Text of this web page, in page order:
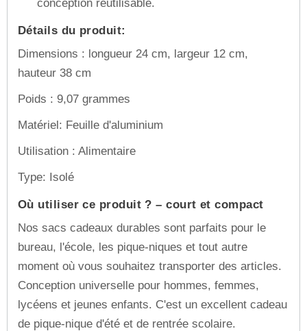
conception réutilisable.
Détails du produit:
Dimensions : longueur 24 cm, largeur 12 cm,
hauteur 38 cm
Poids : 9,07 grammes
Matériel: Feuille d'aluminium
Utilisation : Alimentaire
Type: Isolé
Où utiliser ce produit ? – court et compact
Nos sacs cadeaux durables sont parfaits pour le
bureau, l'école, les pique-niques et tout autre
moment où vous souhaitez transporter des articles.
Conception universelle pour hommes, femmes,
lycéens et jeunes enfants. C'est un excellent cadeau
de pique-nique d'été et de rentrée scolaire.